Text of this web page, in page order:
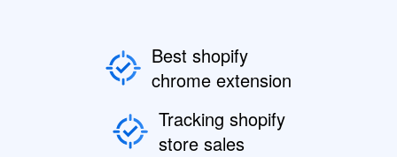
Best shopify
chrome extension
Tracking shopify
store sales